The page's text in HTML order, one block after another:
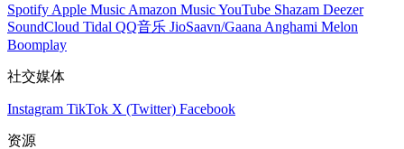
Spotify Apple Music Amazon MusicYouTube Shazam Deezer
SoundCloud Tidal QQ音乐 JioSaavn/Gaana Anghami Melon
Boomplay
社交媒体
Instagram TikTok X (Twitter) Facebook
资源